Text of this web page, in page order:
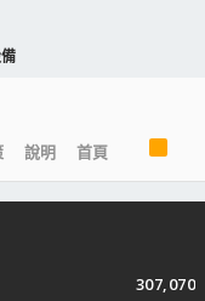
說明 首頁
S
307,070